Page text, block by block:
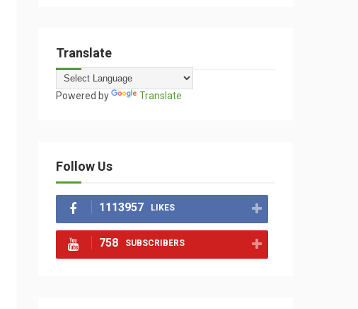
Translate
Powered by Translate
Follow Us
1113957 LIKES
758 SUBSCRIBERS